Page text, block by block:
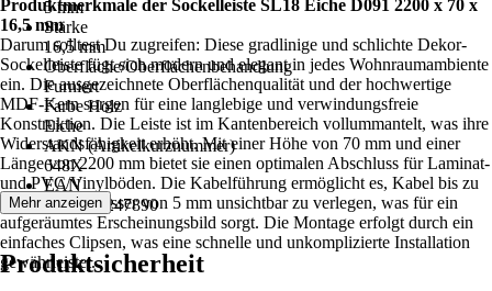
5 mm
Stärke
16,5 mm
Oberfläche/Oberflächenbehandlung
Furniert
Farbe Holz
Eiche
AKN (Artikelkurznummer)
648X
EAN
4014809247890
Produktmerkmale der Sockelleiste SL18 Eiche D091 2200 x 70 x
16,5 mm
Darum solltest Du zugreifen: Diese gradlinige und schlichte Dekor-
Sockelleiste fügt sich modern und elegant in jedes Wohnraumambiente
ein. Die ausgezeichnete Oberflächenqualität und der hochwertige
MDF-Kern sorgen für eine langlebige und verwindungsfreie
Konstruktion. Die Leiste ist im Kantenbereich vollummantelt, was ihre
Widerstandsfähigkeit erhöht. Mit einer Höhe von 70 mm und einer
Länge von 2200 mm bietet sie einen optimalen Abschluss für Laminat-
und PVC/Vinylböden. Die Kabelführung ermöglicht es, Kabel bis zu
einem Durchmesser von 5 mm unsichtbar zu verlegen, was für ein
aufgeräumtes Erscheinungsbild sorgt. Die Montage erfolgt durch ein
einfaches Clipsen, was eine schnelle und unkomplizierte Installation
gewährleistet.
Mehr anzeigen
Produktsicherheit